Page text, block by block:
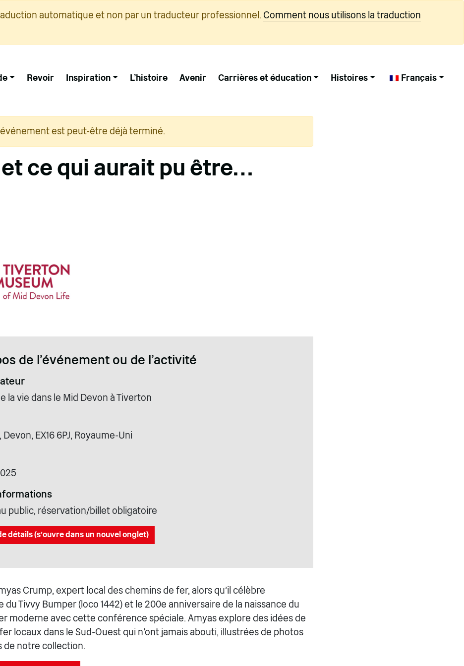
automatique et non par un traducteur professionnel. Comment nous utilisons la traduction
Revoir Inspiration L'histoire Avenir Carrières et éducation Histoires Français
est peut-être déjà terminé.
et ce qui aurait pu être…
de l'événement ou de l'activité
la vie dans le Mid Devon à Tiverton
EX16 6PJ, Royaume-Uni
public, réservation/billet obligatoire
détails (s'ouvre dans un nouvel onglet)
Crump, expert local des chemins de fer, alors qu'il célèbre
du Tivvy Bumper (loco 1442) et le 200e anniversaire de la naissance du
moderne avec cette conférence spéciale. Amyas explore des idées de
locaux dans le Sud-Ouest qui n'ont jamais abouti, illustrées de photos
de notre collection.